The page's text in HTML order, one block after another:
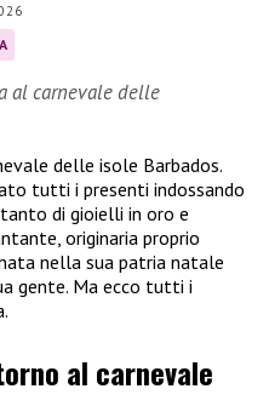
al carnevale delle
delle isole Barbados.
tutti i presenti indossando
di gioielli in oro e
originaria proprio
nella sua patria natale
gente. Ma ecco tutti i
al carnevale